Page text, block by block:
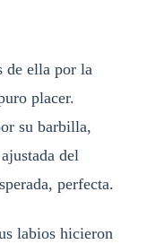
de ella por la
placer.
su barbilla,
del
perfecta.
labios hicieron